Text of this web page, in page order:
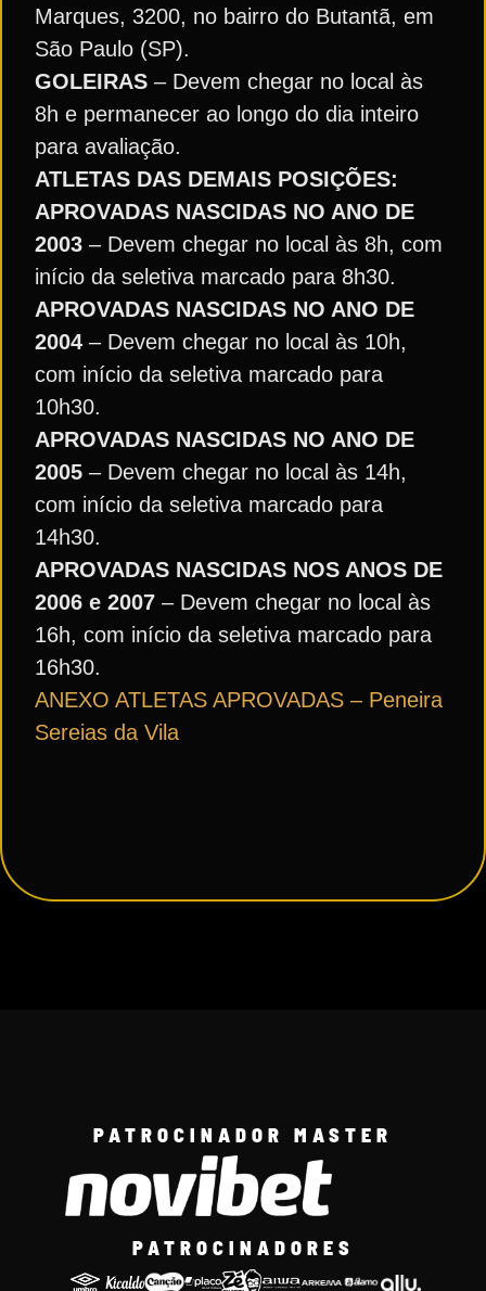
Marques, 3200, no bairro do Butantã, em
São Paulo (SP).
GOLEIRAS – Devem chegar no local às
8h e permanecer ao longo do dia inteiro
para avaliação.
ATLETAS DAS DEMAIS POSIÇÕES:
APROVADAS NASCIDAS NO ANO DE
2003 – Devem chegar no local às 8h, com
início da seletiva marcado para 8h30.
APROVADAS NASCIDAS NO ANO DE
2004 – Devem chegar no local às 10h,
com início da seletiva marcado para
10h30.
APROVADAS NASCIDAS NO ANO DE
2005 – Devem chegar no local às 14h,
com início da seletiva marcado para
14h30.
APROVADAS NASCIDAS NOS ANOS DE
2006 e 2007 – Devem chegar no local às
16h, com início da seletiva marcado para
16h30.
ANEXO ATLETAS APROVADAS – Peneira
Sereias da Vila
PATROCINADOR MASTER
PATROCINADORES